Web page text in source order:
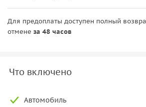
Для предоплаты доступен полный
отмене за 48 часов
Что включено
Автомобиль